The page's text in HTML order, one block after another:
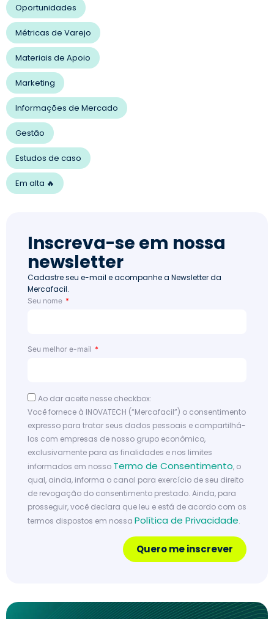
Oportunidades
Métricas de Varejo
Materiais de Apoio
Marketing
Informações de Mercado
Gestão
Estudos de caso
Em alta 🔥
Inscreva-se em nossa
newsletter
Cadastre seu e-mail e acompanhe a Newsletter da
Mercafacil.
Seu nome
Seu melhor e-mail
Ao dar aceite nesse checkbox:
Você fornece à INOVATECH (“Mercafacil”) o consentimento
expresso para tratar seus dados pessoais e compartilhá-
los com empresas de nosso grupo econômico,
exclusivamente para as finalidades e nos limites
informados em nosso Termo de Consentimento, o
qual, ainda, informa o canal para exercício de seu direito
de revogação do consentimento prestado. Ainda, para
prosseguir, você declara que leu e está de acordo com os
termos dispostos em nossa Política de Privacidade.
Quero me inscrever